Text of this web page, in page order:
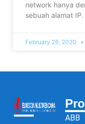
network hanya
sebuah alamat IP.
February 26, 2020
ABB